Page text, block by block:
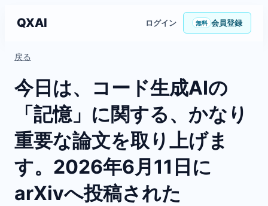
QXAI ログイン 無料 会員登録
戻る
今日は、コード生成AIの
「記憶」に関する、かなり
重要な論文を取り上げま
す。2026年6月11日に
arXivへ投稿された